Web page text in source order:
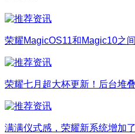
荣耀MagicOS11和Magic10之
荣耀七月超大杯更新！后台堆
满满仪式感，荣耀新系统增加